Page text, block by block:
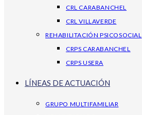
CRL CARABANCHEL
CRL VILLAVERDE
REHABILITACIÓN PSICOSOCIAL
CRPS CARABANCHEL
CRPS USERA
LÍNEAS DE ACTUACIÓN
GRUPO MULTIFAMILIAR